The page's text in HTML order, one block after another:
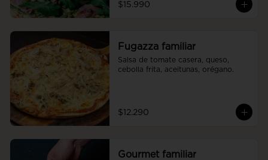
$15.990
Fugazza familiar
Salsa de tomate casera, queso,
cebolla frita, aceitunas, orégano.
$12.290
Gourmet familiar